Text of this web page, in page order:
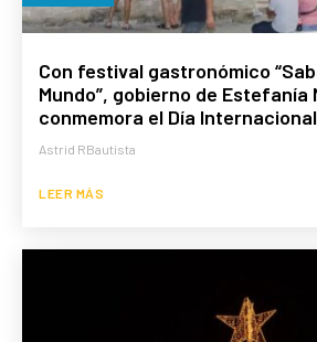
Con festival gastronómico
Mundo”, gobierno de Estefanía
conmemora el Día
Astrid RBautista
LEER MÁS